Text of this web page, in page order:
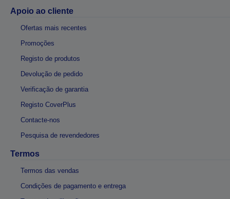
Apoio ao cliente
Ofertas mais recentes
Promoções
Registo de produtos
Devolução de pedido
Verificação de garantia
Registo CoverPlus
Contacte-nos
Pesquisa de revendedores
Termos
Termos das vendas
Condições de pagamento e entrega